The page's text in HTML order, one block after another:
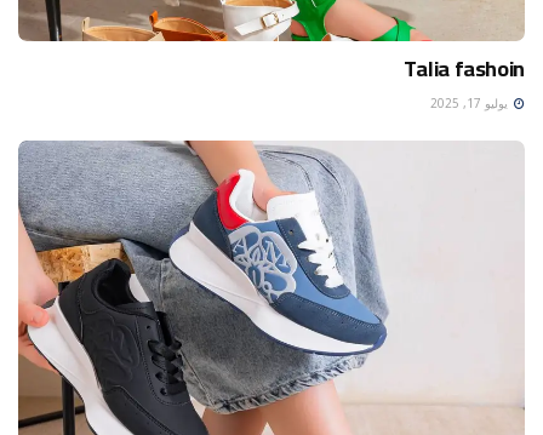
Talia fashoin
يوليو 17, 2025